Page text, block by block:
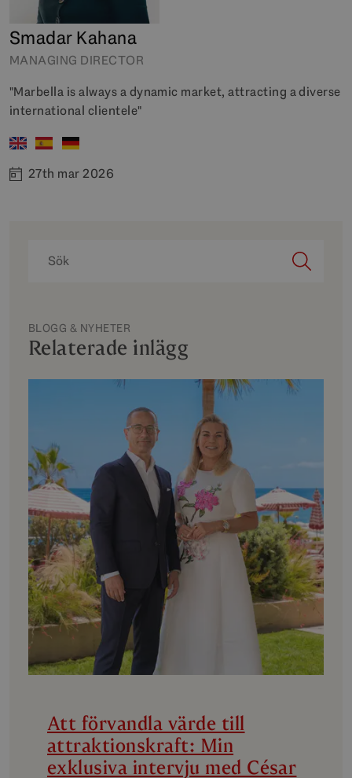
Smadar Kahana
MANAGING DIRECTOR
"Marbella is always a dynamic market, attracting a diverse
international clientele"
27th mar 2026
BLOGG & NYHETER
Relaterade inlägg
Att förvandla värde till
attraktionskraft: Min
exklusiva intervju med César